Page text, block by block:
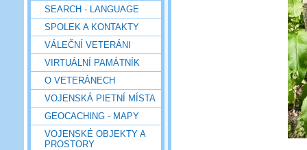
SEARCH - LANGUAGE
SPOLEK A KONTAKTY
VÁLEČNÍ VETERÁNI
VIRTUÁLNÍ PAMÁTNÍK
O VETERÁNECH
VOJENSKÁ PIETNÍ MÍSTA
GEOCACHING - MAPY
VOJENSKÉ OBJEKTY A
PROSTORY